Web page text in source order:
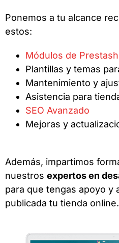
Ponemos a tu alcance
estos:
Módulos de
Plantillas y temas
Mantenimiento y
Asistencia para
SEO Avanzado
Mejoras y
Además, impartimos
nuestros expertos en
para que tengas apoyo y
publicada tu tienda online.